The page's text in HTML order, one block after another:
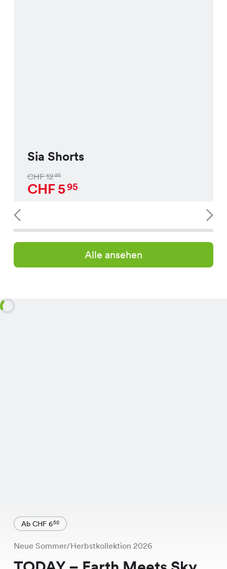
Sia Shorts
CHF1295
CHF595
Alle ansehen
Ab CHF 650
Neue Sommer/Herbstkollektion 2026